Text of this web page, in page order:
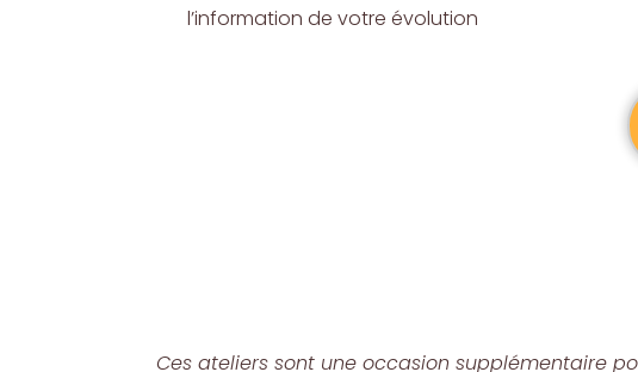
l’information de votre évolution
Ces ateliers sont une occasion supplémentaire